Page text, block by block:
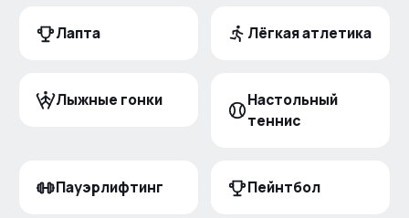
Лапта Лёгкая атлетика
Лыжные гонки
Настольный
теннис
Пауэрлифтинг Пейнтбол